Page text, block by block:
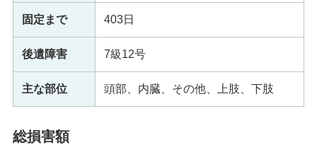
固定まで 403日
後遺障害 7級12号
主な部位 頭部、内臓、その他、上肢、下肢
総損害額